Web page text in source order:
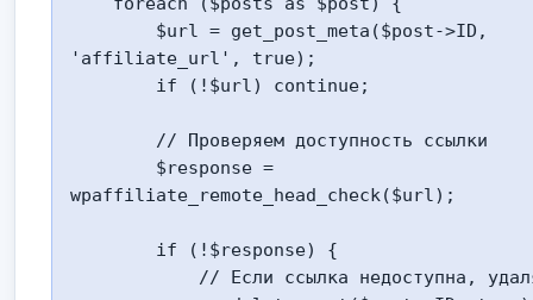
'affiliate_url', true);
wpaffiliate_remote_head_check($url);